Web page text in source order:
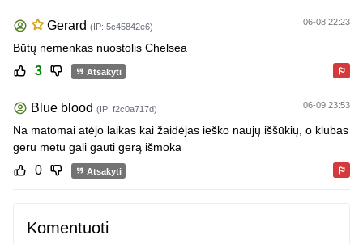
Gerard (IP: 5c45842e6) 06-08 22:23
Būtų nemenkas nuostolis Chelsea
3 Atsakyti
Blue blood (IP: f2c0a717d) 06-09 23:53
Na matomai atėjo laikas kai žaidėjas ieško naujų iššūkių, o klubas
geru metu gali gauti gerą išmoka
0 Atsakyti
Komentuoti